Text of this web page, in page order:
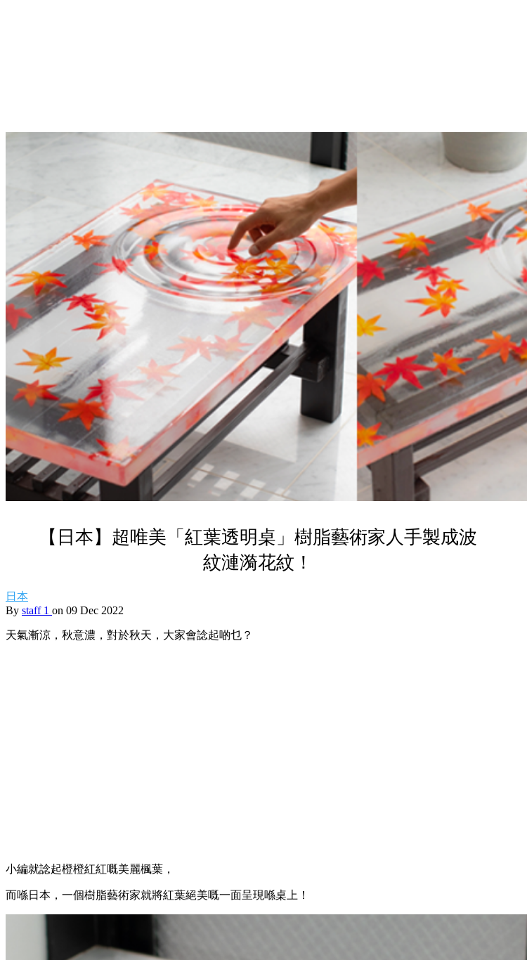
【日本】超唯美「紅葉透明桌」樹脂藝術家人手製成波
紋漣漪花紋！
日本
By staff 1 on 09 Dec 2022
天氣漸涼，秋意濃，對於秋天，大家會諗起啲乜？
小編就諗起橙橙紅紅嘅美麗楓葉，
而喺日本，一個樹脂藝術家就將紅葉絕美嘅一面呈現喺桌上！